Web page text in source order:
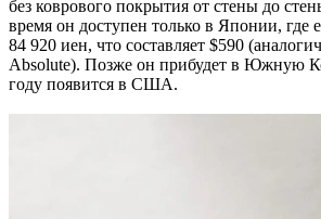
без коврового покрытия от стены до
время он доступен только в Японии, где
84 920 иен, что составляет $590
Absolute). Позже он прибудет в Южную
году появится в США.